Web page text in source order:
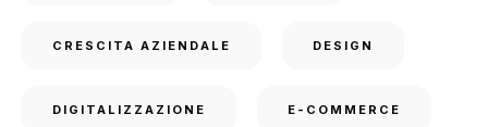
CRESCITA AZIENDALE DESIGN
DIGITALIZZAZIONE E-COMMERCE